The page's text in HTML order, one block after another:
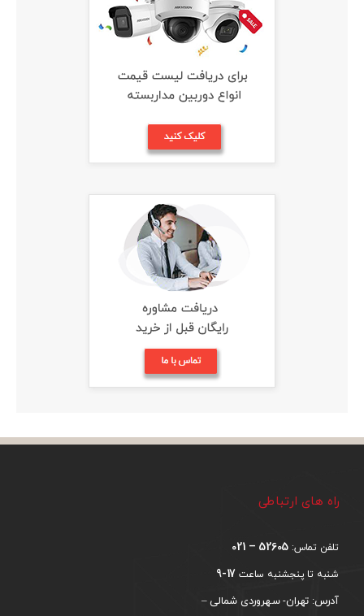
راه های ارتباطی
تلفن تماس: 52605 – 021
شنبه تا پنجشنبه ساعت 17-9
آدرس: تهران- سهروردی شمالی –